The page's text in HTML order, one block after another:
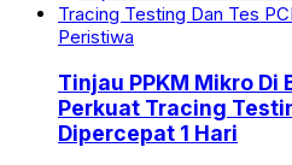
Peristiwa
Tinjau PPKM Mikro Di
Perkuat Tracing
Dipercepat 1 Hari